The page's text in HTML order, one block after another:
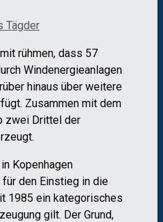
Tägder
rühmen, dass 57
Windenergieanlagen
hinaus über weitere
Zusammen mit dem
zwei Drittel der
Kopenhagen
den Einstieg in die
1985 ein kategorisches
gilt. Der Grund,